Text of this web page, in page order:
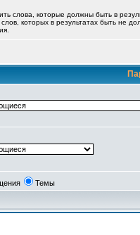
слова, которые должны быть в
слов, которых в результатах быть не
Темы